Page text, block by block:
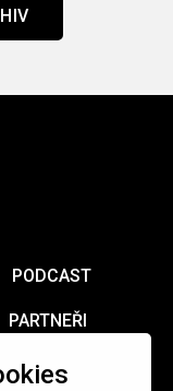
PODCAST
PARTNEŘI